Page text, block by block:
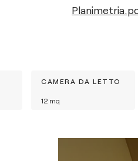
CAMERA DA LETTO
12 mq